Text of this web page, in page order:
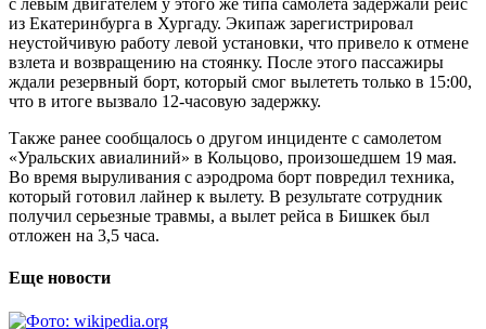
с левым двигателем у этого же типа самолета задержали рейс
из Екатеринбурга в Хургаду. Экипаж зарегистрировал
неустойчивую работу левой установки, что привело к отмене
взлета и возвращению на стоянку. После этого пассажиры
ждали резервный борт, который смог вылететь только в 15:00,
что в итоге вызвало 12-часовую задержку.
Также ранее сообщалось о другом инциденте с самолетом
«Уральских авиалиний» в Кольцово, произошедшем 19 мая.
Во время выруливания с аэродрома борт повредил техника,
который готовил лайнер к вылету. В результате сотрудник
получил серьезные травмы, а вылет рейса в Бишкек был
отложен на 3,5 часа.
Еще новости